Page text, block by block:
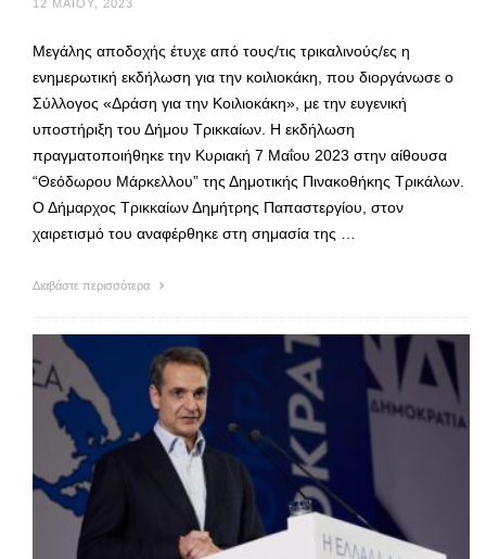
12 ΜΑΪ́ΟΥ, 2023
Μεγάλης αποδοχής έτυχε από τους/τις τρικαλινούς/ες η
ενημερωτική εκδήλωση για την κοιλιοκάκη, που διοργάνωσε ο
Σύλλογος «Δράση για την Κοιλιοκάκη», με την ευγενική
υποστήριξη του Δήμου Τρικκαίων. Η εκδήλωση
πραγματοποιήθηκε την Κυριακή 7 Μαΐου 2023 στην αίθουσα
“Θεόδωρου Μάρκελλου” της Δημοτικής Πινακοθήκης Τρικάλων.
Ο Δήμαρχος Τρικκαίων Δημήτρης Παπαστεργίου, στον
χαιρετισμό του αναφέρθηκε στη σημασία της …
Διαβάστε περισσότερα